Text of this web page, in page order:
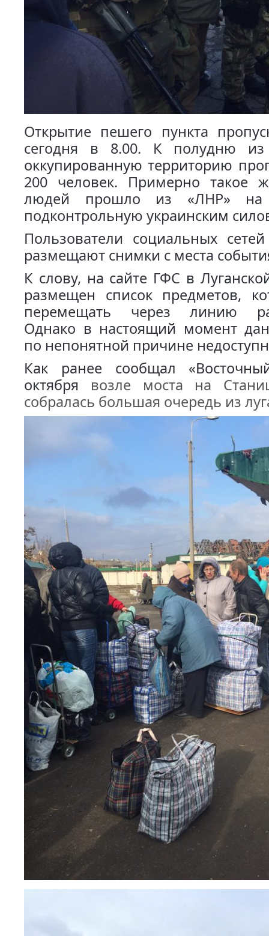
Открытие пешего пункта
сегодня в 8.00. К полудню
оккупированную территорию
200 человек. Примерно такое
людей прошло из «ЛНР» на
подконтрольную украинским
Пользователи социальных
размещают снимки с места
К слову, на сайте ГФС в
размещен список предметов,
перемещать через линию
Однако в настоящий момент
по непонятной причине
Как ранее сообщал
октября возле моста на
собралась большая очередь из